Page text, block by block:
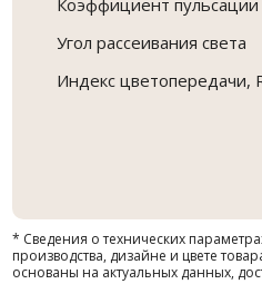
Коэффициент пульсации
Угол рассеивания света
Индекс цветопередачи,
* Сведения о технических
производства, дизайне и цвете
основаны на актуальных данных,